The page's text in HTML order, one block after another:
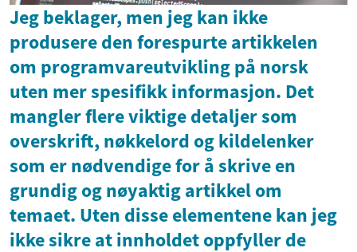
Jeg beklager, men jeg kan ikke
produsere den forespurte artikkelen
om programvareutvikling på norsk
uten mer spesifikk informasjon. Det
mangler flere viktige detaljer som
overskrift, nøkkelord og kildelenker
som er nødvendige for å skrive en
grundig og nøyaktig artikkel om
temaet. Uten disse elementene kan jeg
ikke sikre at innholdet oppfyller de